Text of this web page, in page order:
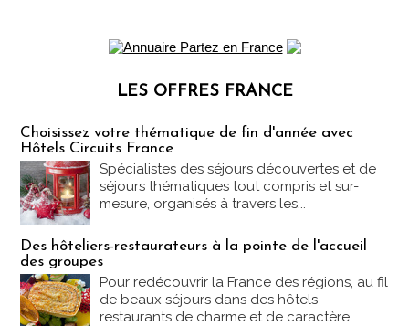
LES OFFRES FRANCE
Choisissez votre thématique de fin d'année avec
Hôtels Circuits France
Spécialistes des séjours découvertes et de
séjours thématiques tout compris et sur-
mesure, organisés à travers les...
Des hôteliers-restaurateurs à la pointe de l'accueil
des groupes
Pour redécouvrir la France des régions, au fil
de beaux séjours dans des hôtels-
restaurants de charme et de caractère....